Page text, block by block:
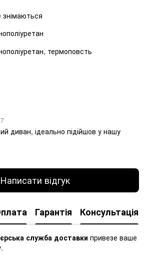
знімаються
термоповсть
диван, ідеально підійшов у нашу
Написати відгук
Гарантія Консультація
служба доставки привезе ваше